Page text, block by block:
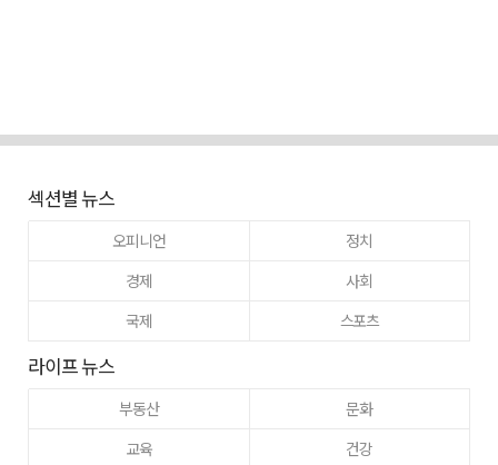
섹션별 뉴스
오피니언
정치
경제
사회
국제
스포츠
라이프 뉴스
부동산
문화
교육
건강